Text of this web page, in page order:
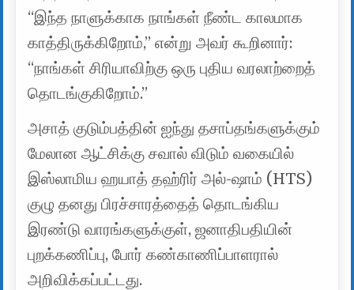
“இந்த நாளுக்காக நாங்கள் நீண்ட காலமாக
காத்திருக்கிறோம்,” என்று அவர் கூறினார்:
“நாங்கள் சிரியாவிற்கு ஒரு புதிய வரலாற்றைத்
தொடங்குகிறோம்.”
அசாத் குடும்பத்தின் ஐந்து தசாப்தங்களுக்கும்
மேலான ஆட்சிக்கு சவால் விடும் வகையில்
இஸ்லாமிய ஹயாத் தஹ்ரிர் அல்-ஷாம் (HTS)
குழு தனது பிரச்சாரத்தைத் தொடங்கிய
இரண்டு வாரங்களுக்குள், ஜனாதிபதியின்
புறக்கணிப்பு, போர் கண்காணிப்பாளரால்
அறிவிக்கப்பட்டது.